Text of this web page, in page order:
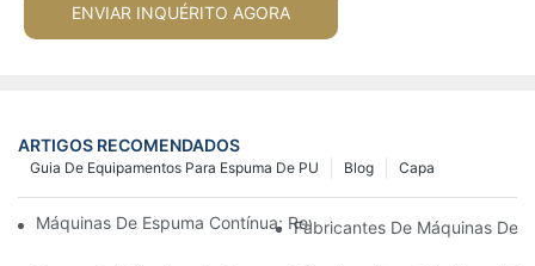
ENVIAR INQUÉRITO AGORA
ARTIGOS RECOMENDADOS
Capa
Blog
Guia De Equipamentos Para Espuma De PU
Máquinas De Espuma Contínua: Revolucionando A Produção
Fabricantes De Máquinas De